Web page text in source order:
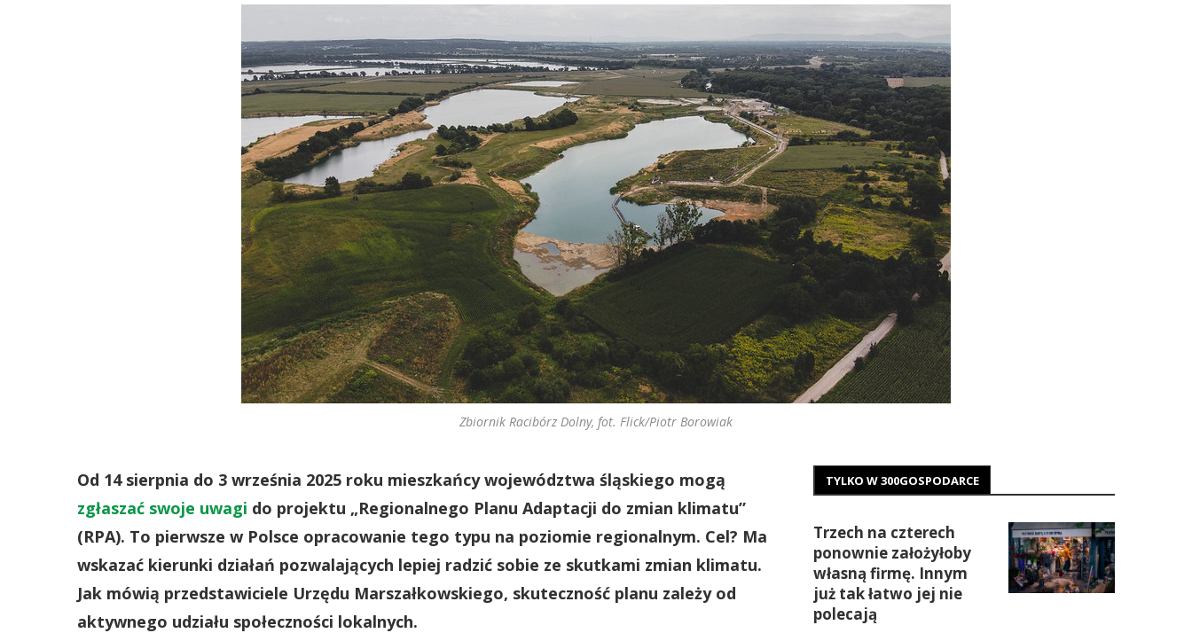
Zbiornik Racibórz Dolny, fot. Flick/Piotr Borowiak
Od 14 sierpnia do 3 września 2025 roku mieszkańcy województwa śląskiego mogą
zgłaszać swoje uwagi do projektu „Regionalnego Planu Adaptacji do zmian klimatu”
(RPA). To pierwsze w Polsce opracowanie tego typu na poziomie regionalnym. Cel? Ma
wskazać kierunki działań pozwalających lepiej radzić sobie ze skutkami zmian klimatu.
Jak mówią przedstawiciele Urzędu Marszałkowskiego, skuteczność planu zależy od
aktywnego udziału społeczności lokalnych.
TYLKO W 300GOSPODARCE
Trzech na czterech
ponownie założyłoby
własną firmę. Innym
już tak łatwo jej nie
polecają